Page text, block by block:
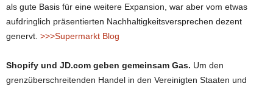
als gute Basis für eine weitere Expansion, war aber vom etwas
aufdringlich präsentierten Nachhaltigkeitsversprechen dezent
genervt. >>>Supermarkt Blog
Shopify und JD.com geben gemeinsam Gas. Um den
grenzüberschreitenden Handel in den Vereinigten Staaten und